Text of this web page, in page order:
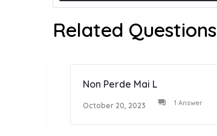
Related Questions
Non Perde Mai L
October 20, 2023 1 Answer